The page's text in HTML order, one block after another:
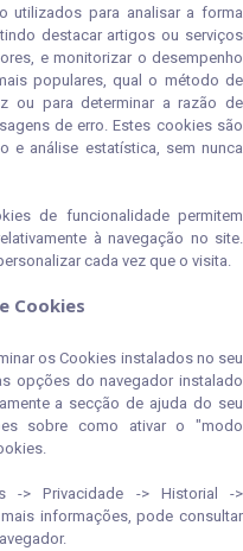
utilizados para analisar a forma
destacar artigos ou serviços
e monitorizar o desempenho
populares, qual o método de
ou para determinar a razão de
de erro. Estes cookies são
e análise estatística, sem nunca
de funcionalidade permitem
à navegação no site.
cada vez que o visita.
Cookies
os Cookies instalados no seu
opções do navegador instalado
a secção de ajuda do seu
sobre como ativar o "modo
-> Privacidade -> Historial ->
informações, pode consultar